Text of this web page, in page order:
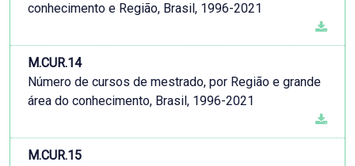
conhecimento e Região, Brasil, 1996-2021
M.CUR.14
Número de cursos de mestrado, por Região e grande
área do conhecimento, Brasil, 1996-2021
M.CUR.15